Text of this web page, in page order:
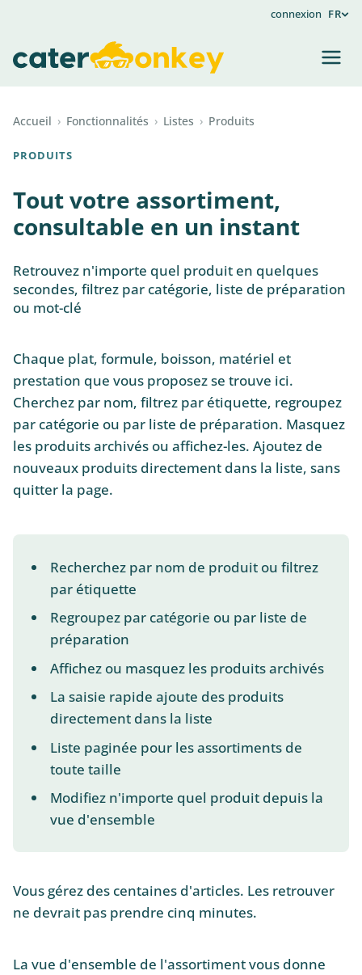
connexion FR
Accueil › Fonctionnalités › Listes › Produits
PRODUITS
Tout votre assortiment,
consultable en un instant
Retrouvez n'importe quel produit en quelques
secondes, filtrez par catégorie, liste de préparation
ou mot-clé
Chaque plat, formule, boisson, matériel et
prestation que vous proposez se trouve ici.
Cherchez par nom, filtrez par étiquette, regroupez
par catégorie ou par liste de préparation. Masquez
les produits archivés ou affichez-les. Ajoutez de
nouveaux produits directement dans la liste, sans
quitter la page.
Recherchez par nom de produit ou filtrez
par étiquette
Regroupez par catégorie ou par liste de
préparation
Affichez ou masquez les produits archivés
La saisie rapide ajoute des produits
directement dans la liste
Liste paginée pour les assortiments de
toute taille
Modifiez n'importe quel produit depuis la
vue d'ensemble
Vous gérez des centaines d'articles. Les retrouver
ne devrait pas prendre cinq minutes.
La vue d'ensemble de l'assortiment vous donne